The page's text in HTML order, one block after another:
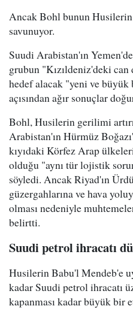
Ancak Bohl bunun Husilerin
savunuyor.
Suudi Arabistan'ın
grubun "Kızıldeniz'deki
hedef alacak "yeni ve büyük
açısından ağır sonuçlar
Bohl, Husilerin gerilimi
Arabistan'ın Hürmüz
kıyıdaki Körfez Arap
olduğu "aynı tür lojistik
söyledi. Ancak Riyad'ın
güzergahlarına ve hava
olması nedeniyle
belirtti.
Suudi petrol ihracatı
Husilerin Babu'l Mendeb'e
kadar Suudi petrol ihracatı
kapanması kadar büyük bir